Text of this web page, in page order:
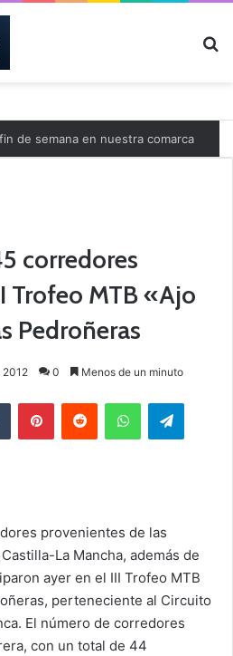
de semana en nuestra comarca
corredores
Trofeo MTB «Ajo
Pedroñeras
2012 0 Menos de un minuto
provenientes de las
La Mancha, además de
ayer en el III Trofeo MTB
perteneciente al Circuito
El número de corredores
con un total de 44